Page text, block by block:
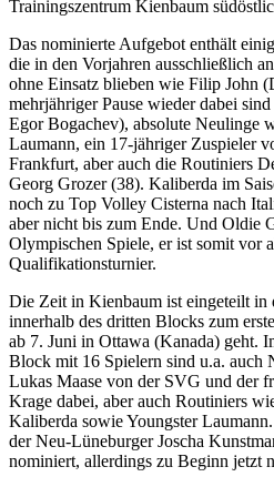
Trainingszentrum Kienbaum
Das nominierte Aufgebot enthält
die in den Vorjahren ausschließlich
ohne Einsatz blieben wie Filip John
mehrjähriger Pause wieder dabei
Egor Bogachev), absolute Neulinge
Laumann, ein 17-jähriger Zuspieler
Frankfurt, aber auch die Routiniers
Georg Grozer (38). Kaliberda im
noch zu Top Volley Cisterna nach
aber nicht bis zum Ende. Und Oldie
Olympischen Spiele, er ist somit vor
Qualifikationsturnier.
Die Zeit in Kienbaum ist eingeteilt in
innerhalb des dritten Blocks zum
ab 7. Juni in Ottawa (Kanada) geht.
Block mit 16 Spielern sind u.a. auch
Lukas Maase von der SVG und der
Krage dabei, aber auch Routiniers
Kaliberda sowie Youngster
der Neu-Lüneburger Joscha
nominiert, allerdings zu Beginn jetzt